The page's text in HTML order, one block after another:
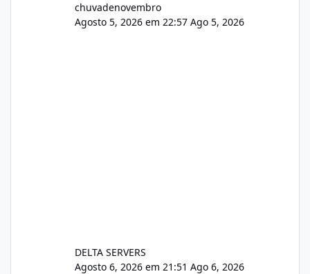
chuvadenovembro
Agosto 5, 2026 em 22:57 Ago 5, 2026
DELTA SERVERS
Agosto 6, 2026 em 21:51 Ago 6, 2026